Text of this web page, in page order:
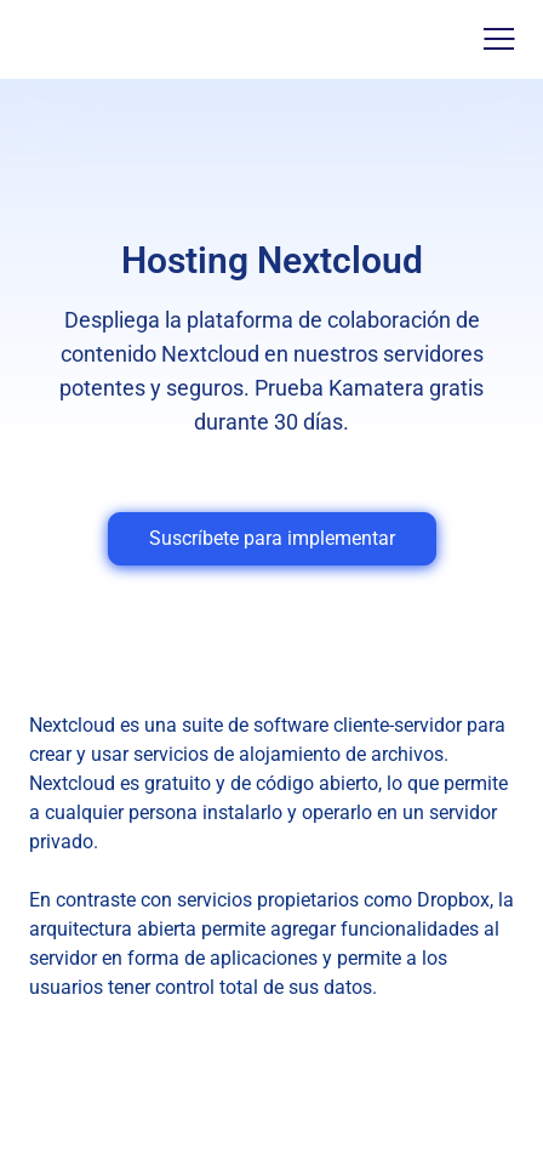
Hosting Nextcloud
Despliega la plataforma de colaboración de
contenido Nextcloud en nuestros servidores
potentes y seguros. Prueba Kamatera gratis
durante 30 días.
Suscríbete para implementar
Nextcloud es una suite de software cliente-servidor para
crear y usar servicios de alojamiento de archivos.
Nextcloud es gratuito y de código abierto, lo que permite
a cualquier persona instalarlo y operarlo en un servidor
privado.
En contraste con servicios propietarios como Dropbox, la
arquitectura abierta permite agregar funcionalidades al
servidor en forma de aplicaciones y permite a los
usuarios tener control total de sus datos.